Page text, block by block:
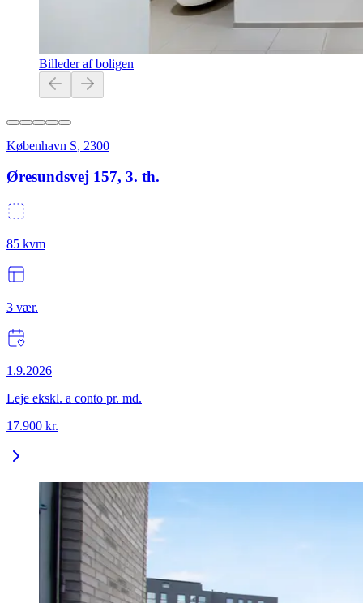
Billeder af boligen
København S, 2300
Øresundsvej 157, 3. th.
85 kvm
3 vær.
1.9.2026
Leje ekskl. a conto pr. md.
17.900 kr.